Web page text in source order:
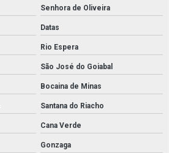
Senhora de Oliveira
Datas
Rio Espera
São José do Goiabal
Bocaina de Minas
Santana do Riacho
Cana Verde
Gonzaga